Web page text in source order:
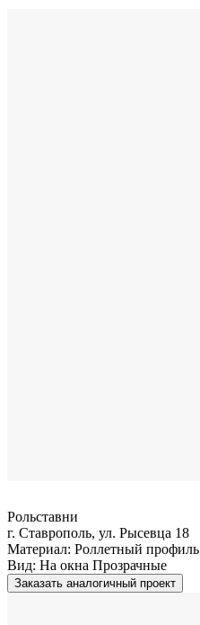
Рольставни
г. Ставрополь, ул. Рысевца 18
Материал: Роллетный профиль
Вид: На окна Прозрачные
Заказать аналогичный проект